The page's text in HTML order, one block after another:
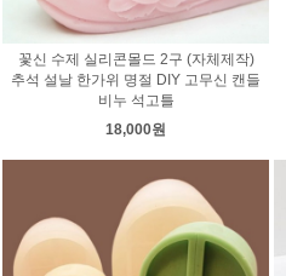
꽃신 수제 실리콘몰드 2구 (자체제작)
추석 설날 한가위 명절 DIY 고무신 캔들
비누 석고틀
18,000원